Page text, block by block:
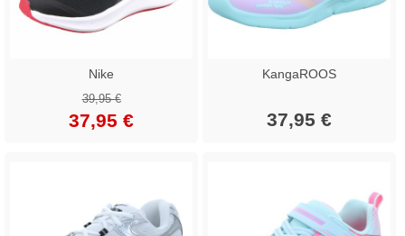
Nike
39,95 €
37,95 €
KangaROOS
37,95 €